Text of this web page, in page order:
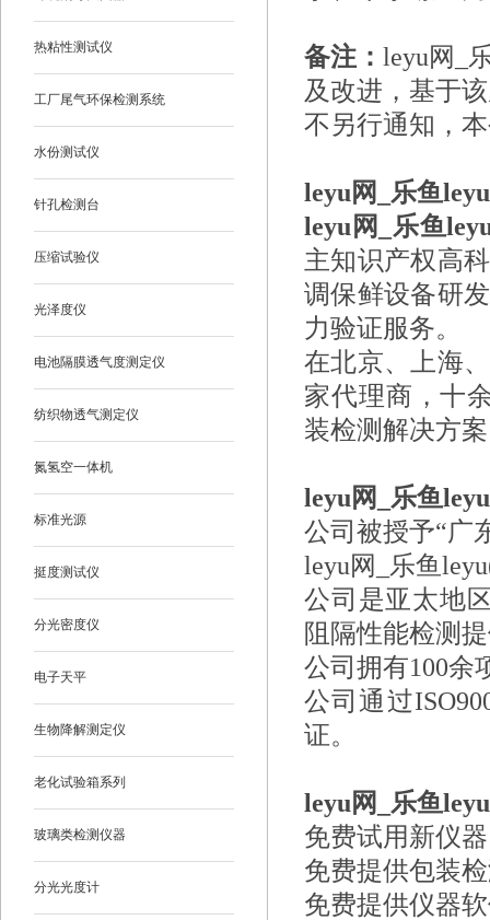
热粘性测试仪
工厂尾气环保检测系统
水份测试仪
针孔检测台
压缩试验仪
光泽度仪
电池隔膜透气度测定仪
纺织物透气测定仪
氮氢空一体机
标准光源
挺度测试仪
分光密度仪
电子天平
生物降解测定仪
老化试验箱系列
玻璃类检测仪器
分光光度计
备注： leyu网_
及改进，基于
不另行通知，
leyu网_乐鱼
leyu网_乐鱼
主知识产权高
调保鲜设备研
力验证服务。
在北京、上海
家代理商，十
装检测解决方
leyu网_乐鱼
公司被授予“广
leyu网_乐鱼
公司是亚太地
阻隔性能检测
公司拥有100余
公司通过
证。
leyu网_乐鱼
免费试用新仪
免费提供包装
免费提供仪器